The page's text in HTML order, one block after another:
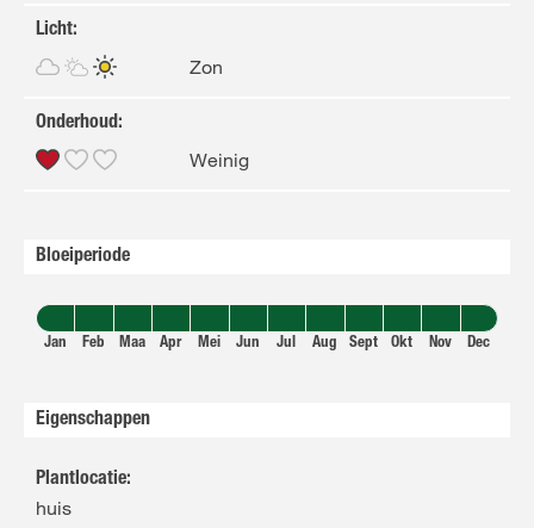
Licht:
Zon
Onderhoud:
Weinig
Bloeiperiode
Jan Feb Maa Apr Mei Jun Jul Aug Sept Okt Nov Dec
Eigenschappen
Plantlocatie:
huis